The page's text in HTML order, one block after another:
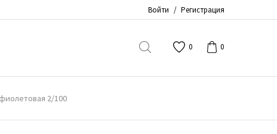
Войти / Регистрация
0 0
2/100